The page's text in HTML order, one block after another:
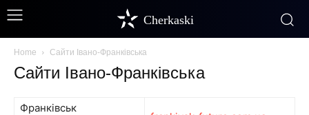
Cherkaski
Home Сайти Івано-Франківська
Сайти Івано-Франківська
Франківськ